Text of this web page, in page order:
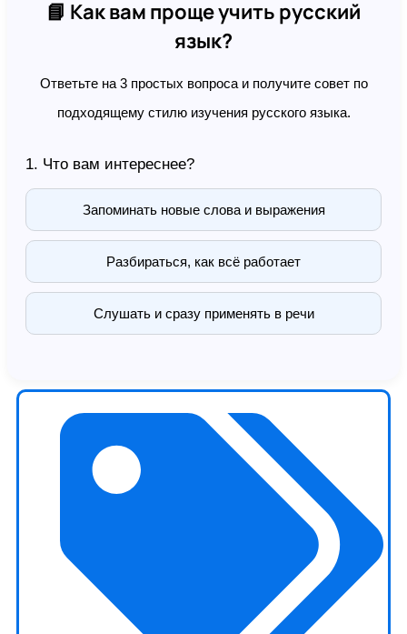
📘 Как вам проще учить русский
язык?
Ответьте на 3 простых вопроса и получите совет по
подходящему стилю изучения русского языка.
1. Что вам интереснее?
Запоминать новые слова и выражения
Разбираться, как всё работает
Слушать и сразу применять в речи